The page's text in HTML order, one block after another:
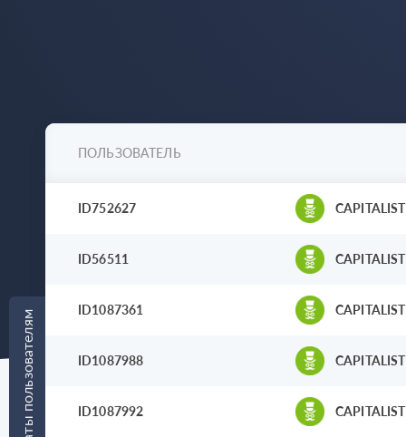
ПОЛЬЗОВАТЕЛЬ
ID752627 CAPITALIST
ID56511 CAPITALIST
ID1087361 CAPITALIST
ID1087988 CAPITALIST
ID1087992 CAPITALIST